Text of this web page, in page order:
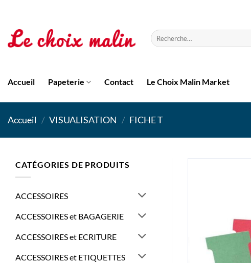
contenu
Recherche
pour :
Accueil Papeterie Contact Le Choix Malin Market
Accueil / VISUALISATION / FICHE T
CATÉGORIES DE PRODUITS
ACCESSOIRES
ACCESSOIRES et BAGAGERIE
ACCESSOIRES et ECRITURE
ACCESSOIRES et ETIQUETTES